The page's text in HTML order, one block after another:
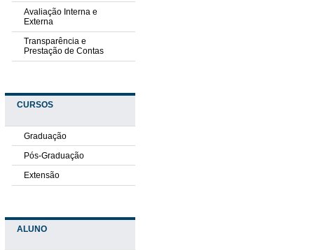
Avaliação Interna e
Externa
Transparência e
Prestação de Contas
CURSOS
Graduação
Pós-Graduação
Extensão
ALUNO